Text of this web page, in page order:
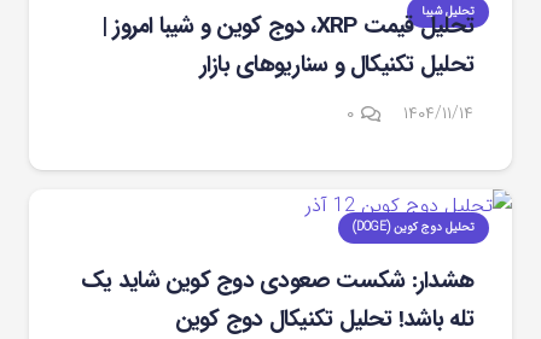
تحلیل شیبا
تحلیل قیمت XRP، دوج‌ کوین و شیبا امروز |
تحلیل تکنیکال و سناریوهای بازار
۱۴۰۴/۱۱/۱۴ ۰
تحلیل دوج کوین (DOGE)
هشدار: شکست صعودی دوج کوین شاید یک
تله باشد! تحلیل تکنیکال دوج کوین